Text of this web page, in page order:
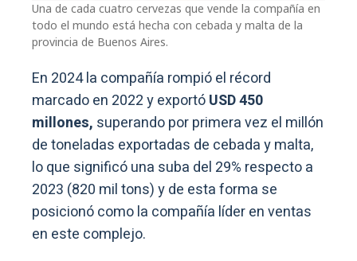
Una de cada cuatro cervezas que vende la compañía en
todo el mundo está hecha con cebada y malta de la
provincia de Buenos Aires.
En 2024 la compañía rompió el récord
marcado en 2022 y exportóUSD 450
millones, superando por primera vez el millón
de toneladas exportadas de cebada y malta,
lo que significó una suba del 29% respecto a
2023 (820 mil tons) y de esta forma se
posicionó como la compañía líder en ventas
en este complejo.